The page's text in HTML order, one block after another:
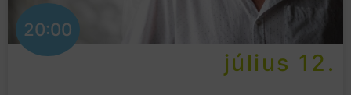
20:00
július 12.